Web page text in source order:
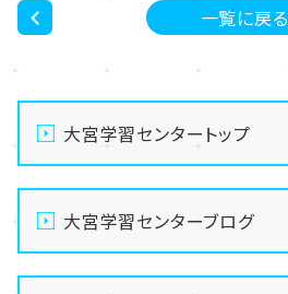
一覧に戻る
大宮学習センタートップ
大宮学習センターブログ